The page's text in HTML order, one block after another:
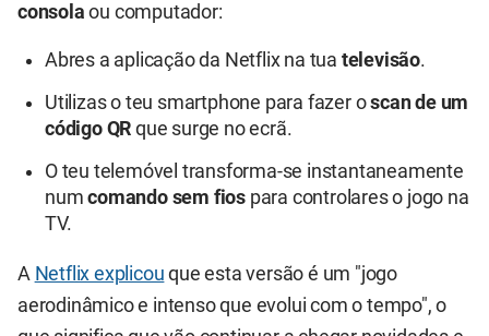
consola ou computador:
Abres a aplicação da Netflix na tua televisão.
Utilizas o teu smartphone para fazer oscan de um
código QR que surge no ecrã.
O teu telemóvel transforma-se instantaneamente
numcomando sem fios para controlares o jogo na
TV.
A Netflix explicou que esta versão é um "jogo
aerodinâmico e intenso que evolui com o tempo", o